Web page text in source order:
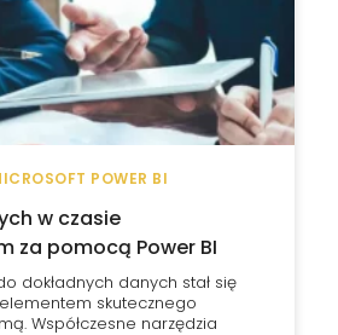
POWER BI
w czasie
za pomocą Power BI
dokładnych danych stał się
skutecznego
Współczesne narzędzia